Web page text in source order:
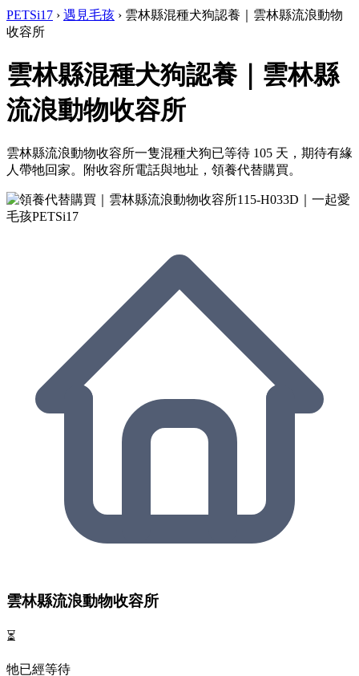
PETSi17 › 遇見毛孩 › 雲林縣混種犬狗認養｜雲林縣流浪動物
收容所
雲林縣混種犬狗認養｜雲林縣
流浪動物收容所
雲林縣流浪動物收容所一隻混種犬狗已等待 105 天，期待有緣
人帶牠回家。附收容所電話與地址，領養代替購買。
雲林縣流浪動物收容所
⏳
牠已經等待